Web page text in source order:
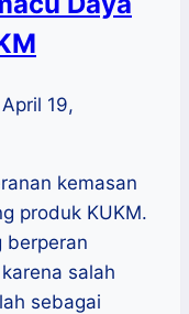
April 19,
kemasan
produk KUKM.
berperan
salah
sebagai